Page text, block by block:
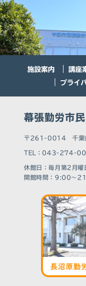
施設案内 講座
プライ
幕張勤労市
〒261-0014 千葉
TEL：043-274-
休館⽇：毎月第2月曜
開館時間：9:00～